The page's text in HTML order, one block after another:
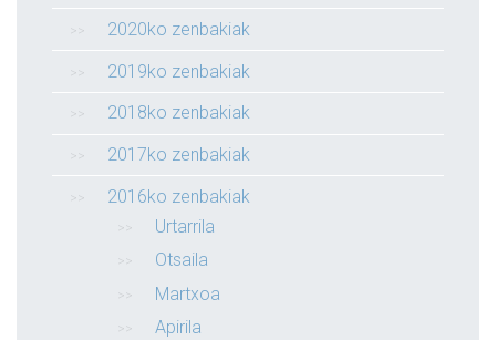
2020ko zenbakiak
2019ko zenbakiak
2018ko zenbakiak
2017ko zenbakiak
2016ko zenbakiak
Urtarrila
Otsaila
Martxoa
Apirila